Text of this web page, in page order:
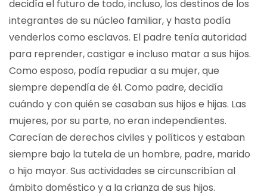
decidía el futuro de todo, incluso, los destinos de los
integrantes de su núcleo familiar, y hasta podía
venderlos como esclavos. El padre tenía autoridad
para reprender, castigar e incluso matar a sus hijos.
Como esposo, podía repudiar a su mujer, que
siempre dependía de él. Como padre, decidía
cuándo y con quién se casaban sus hijos e hijas. Las
mujeres, por su parte, no eran independientes.
Carecían de derechos civiles y políticos y estaban
siempre bajo la tutela de un hombre, padre, marido
o hijo mayor. Sus actividades se circunscribían al
ámbito doméstico y a la crianza de sus hijos.